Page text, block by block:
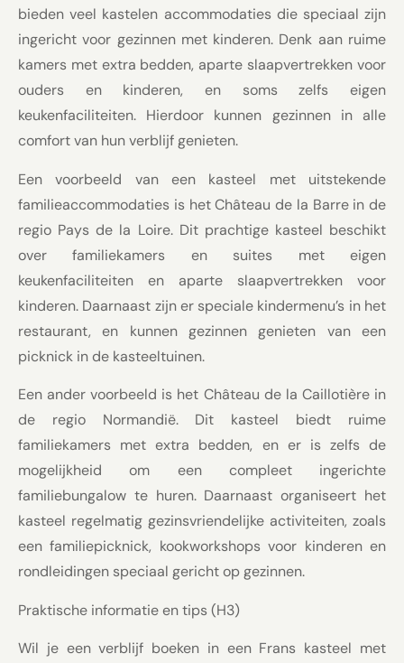
bieden veel kastelen accommodaties die speciaal zijn
ingericht voor gezinnen met kinderen. Denk aan ruime
kamers met extra bedden, aparte slaapvertrekken voor
ouders en kinderen, en soms zelfs eigen
keukenfaciliteiten. Hierdoor kunnen gezinnen in alle
comfort van hun verblijf genieten.
Een voorbeeld van een kasteel met uitstekende
familieaccommodaties is het Château de la Barre in de
regio Pays de la Loire. Dit prachtige kasteel beschikt
over familiekamers en suites met eigen
keukenfaciliteiten en aparte slaapvertrekken voor
kinderen. Daarnaast zijn er speciale kindermenu’s in het
restaurant, en kunnen gezinnen genieten van een
picknick in de kasteeltuinen.
Een ander voorbeeld is het Château de la Caillotière in
de regio Normandië. Dit kasteel biedt ruime
familiekamers met extra bedden, en er is zelfs de
mogelijkheid om een compleet ingerichte
familiebungalow te huren. Daarnaast organiseert het
kasteel regelmatig gezinsvriendelijke activiteiten, zoals
een familiepicknick, kookworkshops voor kinderen en
rondleidingen speciaal gericht op gezinnen.
Praktische informatie en tips (H3)
Wil je een verblijf boeken in een Frans kasteel met